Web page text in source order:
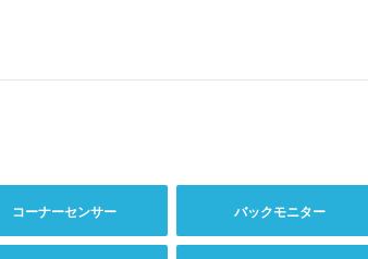
コーナーセンサー バックモニター